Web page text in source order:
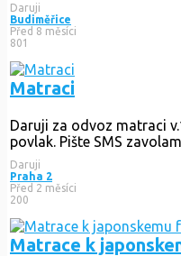
Daruji
Budiměřice
Před 8 měsíci
801
Matraci
Daruji za odvoz matraci
povlak. Pište SMS
Daruji
Praha 2
Před 2 měsíci
200
Matrace k